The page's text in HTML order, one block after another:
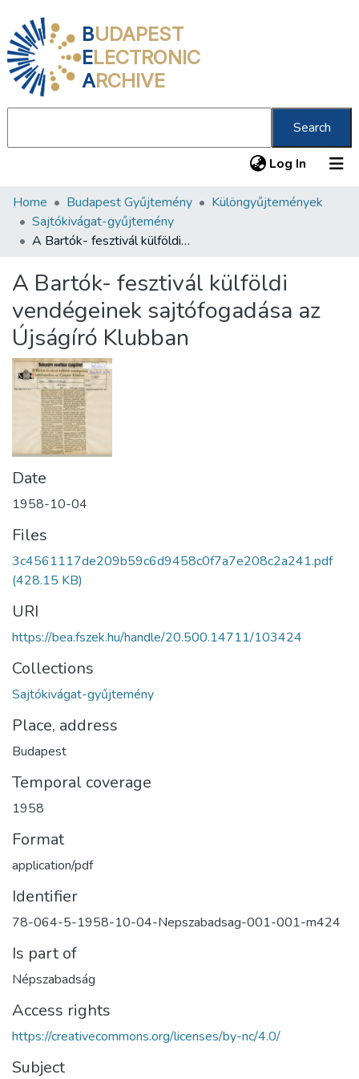
BUDAPEST
ELECTRONIC
ARCHIVE
Search
Log In (current)
Communities & Collections
All of DSpace
About us
Home Budapest Gyűjtemény
Különgyűjtemények
Sajtókivágat-gyűjtemény
A Bartók- fesztivál külföldi vendégeinek sajtófogadása az Újságíró Klubban
A Bartók- fesztivál külföldi
vendégeinek sajtófogadása az
Újságíró Klubban
Date
1958-10-04
Files
3c4561117de209b59c6d9458c0f7a7e208c2a241.pdf
(428.15 KB)
URI
https://bea.fszek.hu/handle/20.500.14711/103424
Collections
Sajtókivágat-gyűjtemény
Place, address
Budapest
Temporal coverage
1958
Format
application/pdf
Identifier
78-064-5-1958-10-04-Nepszabadsag-001-001-m424
Is part of
Népszabadság
Access rights
https://creativecommons.org/licenses/by-nc/4.0/
Subject